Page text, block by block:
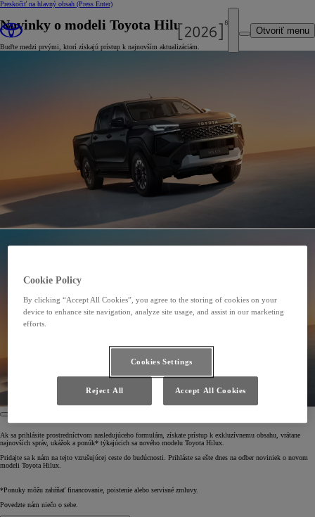
Preskočiť na hlavný obsah (Press Enter)
Otvoriť menu
Novinky o modeli Toyota Hilux
Buďte medzi prvými, ktorí získajú prístup k najnovším aktualizáciám.
Ak sa prihlásite prostredníctvom nasledujúceho formulára, získate prístup k exkluzívnemu obsahu, vrátane
najnovších správ, ukážok a ponúk* týkajúcich sa nového modelu Toyota Hilux.
Pridajte sa k nám na tejto vzrušujúcej ceste do budúcnosti. Prihláste sa ešte dnes na odber noviniek o novom
modeli Toyota Hilux.
*Ponuky môžu zahŕňať financovanie, poistenie alebo servisné zmluvy.
Povedzte nám niečo o sebe.
Cookie Policy
By clicking “Accept All Cookies”, you agree to the storing of cookies on your
device to enhance site navigation, analyze site usage, and assist in our marketing
efforts.
Cookies Settings
Reject All Accept All Cookies